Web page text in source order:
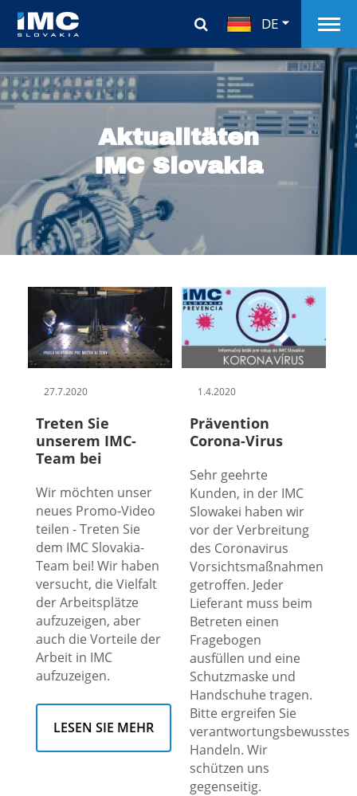
DE
Aktualitäten
IMC Slovakia
27.7.2020
Treten Sie
unserem IMC-
Team bei
Wir möchten unser
neues Promo-Video
teilen - Treten Sie
dem IMC Slovakia-
Team bei! Wir haben
versucht, die Vielfalt
der Arbeitsplätze
aufzuzeigen, aber
auch die Vorteile der
Arbeit in IMC
aufzuzeigen.
LESEN SIE MEHR
1.4.2020
Prävention
Corona-Virus
Sehr geehrte
Kunden, in der IMC
Slowakei haben wir
vor der Verbreitung
des Coronavirus
Vorsichtsmaßnahmen
getroffen. Jeder
Lieferant muss beim
Betreten einen
Fragebogen
ausfüllen und eine
Schutzmaske und
Handschuhe tragen.
Bitte ergreifen Sie
verantwortungsbewusstes
Handeln. Wir
schützen uns
gegenseitig.